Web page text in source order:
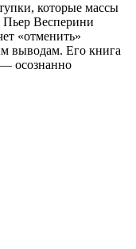
которые массы
Пьер Весперини
«отменить»
выводам. Его книга
— осознанно